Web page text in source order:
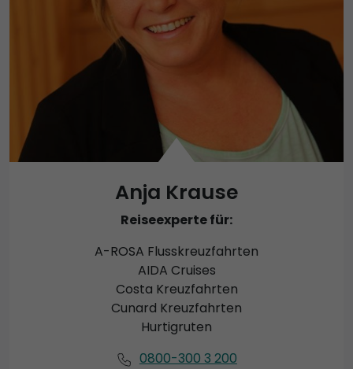
Anja Krause
Reiseexperte für:
A-ROSA Flusskreuzfahrten
AIDA Cruises
Costa Kreuzfahrten
Cunard Kreuzfahrten
Hurtigruten
0800-300 3 200